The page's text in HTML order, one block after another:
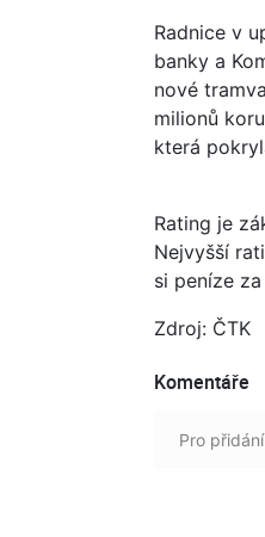
Radnice v
banky a
nové
milionů
která
Rating je
Nejvyšší
si peníze
Zdroj: ČTK
Komentáře
Pro